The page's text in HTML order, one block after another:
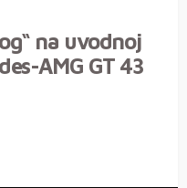
na uvodnoj
AMG GT 43